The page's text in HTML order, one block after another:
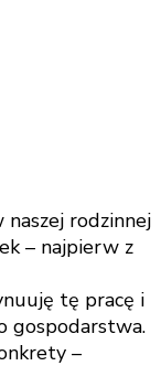
naszej rodzinnej
– najpierw z
tę pracę i
gospodarstwa.
–